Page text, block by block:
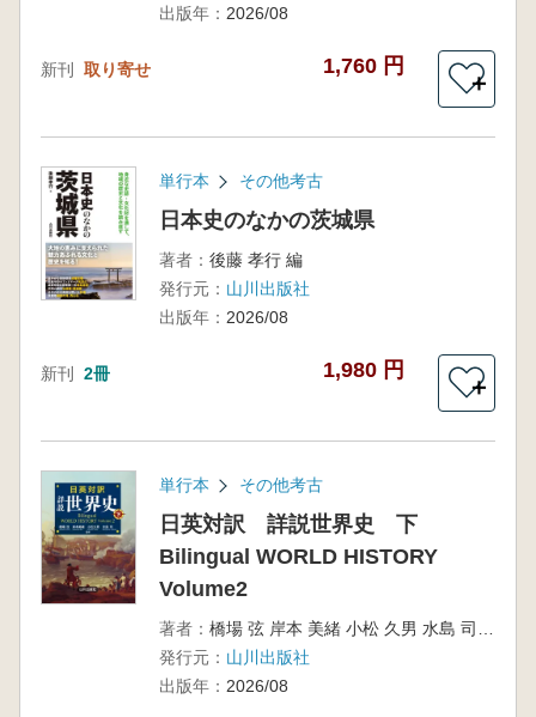
出版年： 2026/08
新刊 取り寄せ 1,760 円
＋
単行本 その他考古
日本史のなかの茨城県
著者： 後藤 孝行 編
発行元： 山川出版社
出版年： 2026/08
新刊 2冊 1,980 円
＋
単行本 その他考古
日英対訳 詳説世界史 下
Bilingual WORLD HISTORY
Volume2
著者：
発行元： 山川出版社
出版年： 2026/08